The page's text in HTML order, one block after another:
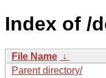
Index of /
File Name ↓
Parent directory/